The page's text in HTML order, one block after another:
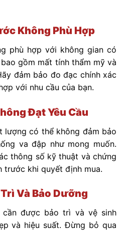
Không Phù Hợp
phù hợp với không gian có
gồm mất tính thẩm mỹ và
đảm bảo đo đạc chính xác
với nhu cầu của bạn.
Đạt Yêu Cầu
lượng có thể không đảm bảo
va đập như mong muốn.
thông số kỹ thuật và chứng
trước khi quyết định mua.
Và Bảo Dưỡng
được bảo trì và vệ sinh
và hiệu suất. Đừng bỏ qua